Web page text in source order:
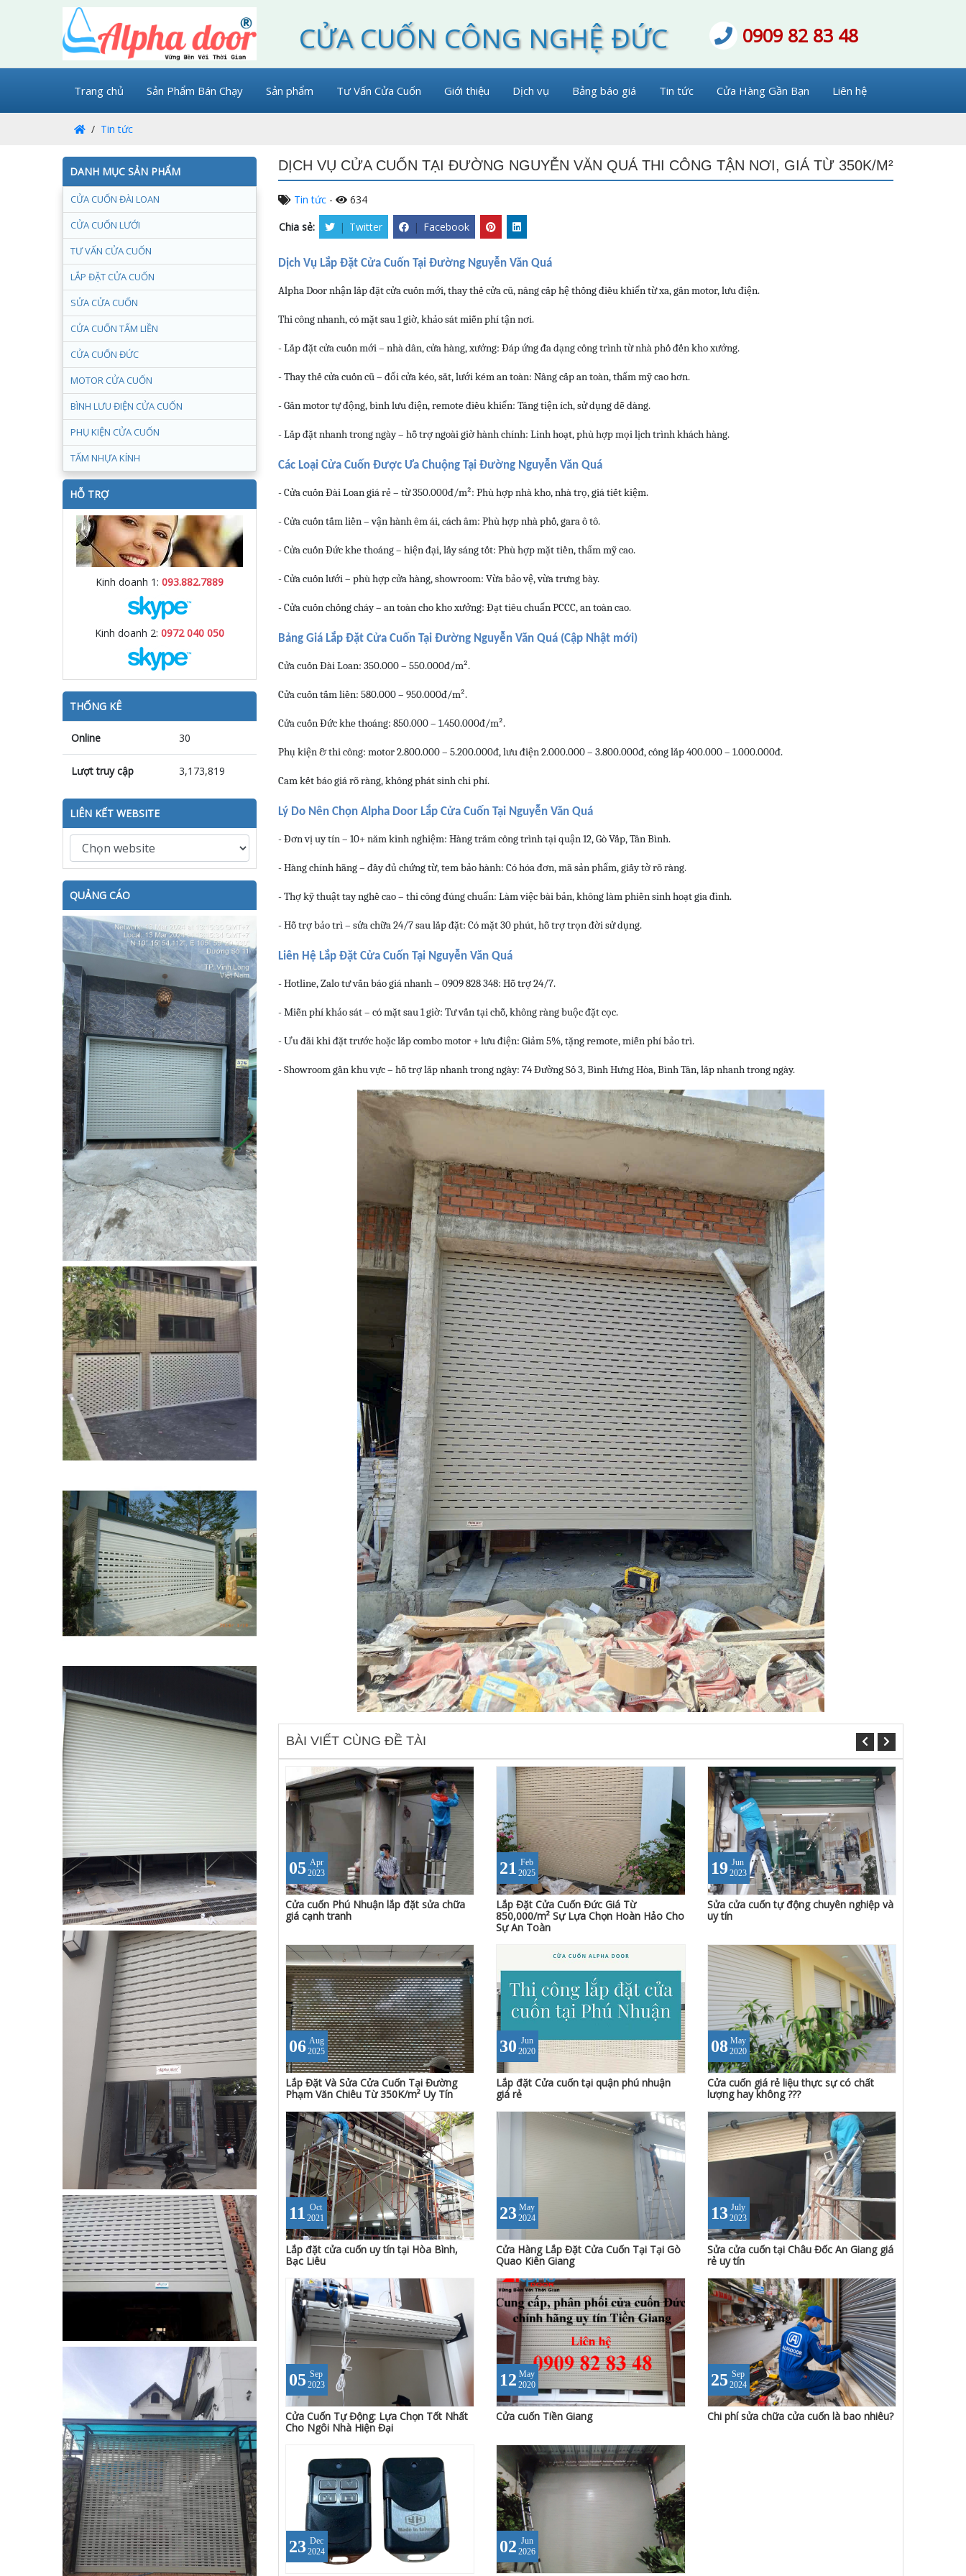
CỬA CUỐN CÔNG NGHỆ ĐỨC 0909 82 83 48
Trang chủ Sản Phẩm Bán Chạy Sản phẩm Tư Vấn Cửa Cuốn Giới thiệu Dịch vụ Bảng báo giá Tin tức Cửa Hàng Gần Bạn Liên hệ
Tin tức
DANH MỤC SẢN PHẨM
CỬA CUỐN ĐÀI LOAN
CỬA CUỐN LƯỚI
TƯ VẤN CỬA CUỐN
LẮP ĐẶT CỬA CUỐN
SỬA CỬA CUỐN
CỬA CUỐN TẤM LIỀN
CỬA CUỐN ĐỨC
MOTOR CỬA CUỐN
BÌNH LƯU ĐIỆN CỬA CUỐN
PHỤ KIỆN CỬA CUỐN
TẤM NHỰA KÍNH
HỖ TRỢ
Kinh doanh 1: 093.882.7889
Kinh doanh 2: 0972 040 050
THỐNG KÊ
Online 30
Lượt truy cập 3,173,819
LIÊN KẾT WEBSITE
QUẢNG CÁO
DỊCH VỤ CỬA CUỐN TẠI ĐƯỜNG NGUYỄN VĂN QUÁ THI CÔNG TẬN NƠI, GIÁ TỪ 350K/M²
Tin tức -
634
Chia sẻ:
| Twitter | Facebook
Dịch Vụ Lắp Đặt Cửa Cuốn Tại Đường Nguyễn Văn Quá
Alpha Door nhận lắp đặt cửa cuốn mới, thay thế cửa cũ, nâng cấp hệ thống điều khiển từ xa, gắn motor, lưu điện.
Thi công nhanh, có mặt sau 1 giờ, khảo sát miễn phí tận nơi.
- Lắp đặt cửa cuốn mới – nhà dân, cửa hàng, xưởng: Đáp ứng đa dạng công trình từ nhà phố đến kho xưởng.
- Thay thế cửa cuốn cũ – đổi cửa kéo, sắt, lưới kém an toàn: Nâng cấp an toàn, thẩm mỹ cao hơn.
- Gắn motor tự động, bình lưu điện, remote điều khiển: Tăng tiện ích, sử dụng dễ dàng.
- Lắp đặt nhanh trong ngày – hỗ trợ ngoài giờ hành chính: Linh hoạt, phù hợp mọi lịch trình khách hàng.
Các Loại Cửa Cuốn Được Ưa Chuộng Tại Đường Nguyễn Văn Quá
- Cửa cuốn Đài Loan giá rẻ – từ 350.000đ/m²: Phù hợp nhà kho, nhà trọ, giá tiết kiệm.
- Cửa cuốn tấm liền – vận hành êm ái, cách âm: Phù hợp nhà phố, gara ô tô.
- Cửa cuốn Đức khe thoáng – hiện đại, lấy sáng tốt: Phù hợp mặt tiền, thẩm mỹ cao.
- Cửa cuốn lưới – phù hợp cửa hàng, showroom: Vừa bảo vệ, vừa trưng bày.
- Cửa cuốn chống cháy – an toàn cho kho xưởng: Đạt tiêu chuẩn PCCC, an toàn cao.
Bảng Giá Lắp Đặt Cửa Cuốn Tại Đường Nguyễn Văn Quá (Cập Nhật mới)
Cửa cuốn Đài Loan: 350.000 – 550.000đ/m².
Cửa cuốn tấm liền: 580.000 – 950.000đ/m².
Cửa cuốn Đức khe thoáng: 850.000 – 1.450.000đ/m².
Phụ kiện & thi công: motor 2.800.000 – 5.200.000đ, lưu điện 2.000.000 – 3.800.000đ, công lắp 400.000 – 1.000.000đ.
Cam kết báo giá rõ ràng, không phát sinh chi phí.
Lý Do Nên Chọn Alpha Door Lắp Cửa Cuốn Tại Nguyễn Văn Quá
- Đơn vị uy tín – 10+ năm kinh nghiệm: Hàng trăm công trình tại quận 12, Gò Vấp, Tân Bình.
- Hàng chính hãng – đầy đủ chứng từ, tem bảo hành: Có hóa đơn, mã sản phẩm, giấy tờ rõ ràng.
- Thợ kỹ thuật tay nghề cao – thi công đúng chuẩn: Làm việc bài bản, không làm phiền sinh hoạt gia đình.
- Hỗ trợ bảo trì – sửa chữa 24/7 sau lắp đặt: Có mặt 30 phút, hỗ trợ trọn đời sử dụng.
Liên Hệ Lắp Đặt Cửa Cuốn Tại Nguyễn Văn Quá
- Hotline, Zalo tư vấn báo giá nhanh – 0909 828 348: Hỗ trợ 24/7.
- Miễn phí khảo sát – có mặt sau 1 giờ: Tư vấn tại chỗ, không ràng buộc đặt cọc.
- Ưu đãi khi đặt trước hoặc lắp combo motor + lưu điện: Giảm 5%, tặng remote, miễn phí bảo trì.
- Showroom gần khu vực – hỗ trợ lắp nhanh trong ngày: 74 Đường Số 3, Bình Hưng Hòa, Bình Tân, lắp nhanh trong ngày.
BÀI VIẾT CÙNG ĐỀ TÀI
05 Apr
2023
Cửa cuốn Phú Nhuận lắp đặt sửa chữa
giá cạnh tranh
21 Feb
2025
Lắp Đặt Cửa Cuốn Đức Giá Từ
850,000/m² Sự Lựa Chọn Hoàn Hảo Cho
Sự An Toàn
19 Jun
2023
Sửa cửa cuốn tự động chuyên nghiệp và
uy tín
06 Aug
2025
Lắp Đặt Và Sửa Cửa Cuốn Tại Đường
Phạm Văn Chiêu Từ 350K/m² Uy Tín
30 Jun
2020
Lắp đặt Cửa cuốn tại quận phú nhuận
giá rẻ
08 May
2020
Cửa cuốn giá rẻ liệu thực sự có chất
lượng hay không ???
11 Oct
2021
Lắp đặt cửa cuốn uy tín tại Hòa Bình,
Bạc Liêu
23 May
2024
Cửa Hàng Lắp Đặt Cửa Cuốn Tại Tại Gò
Quao Kiên Giang
13 July
2023
Sửa cửa cuốn tại Châu Đốc An Giang giá
rẻ uy tín
05 Sep
2023
Cửa Cuốn Tự Động: Lựa Chọn Tốt Nhất
Cho Ngôi Nhà Hiện Đại
12 May
2020
Cửa cuốn Tiền Giang
25 Sep
2024
Chi phí sửa chữa cửa cuốn là bao nhiêu?
23 Dec
2024
02 Jun
2026